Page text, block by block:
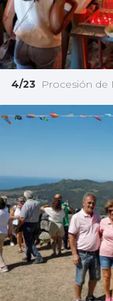
4/23 Procesión de